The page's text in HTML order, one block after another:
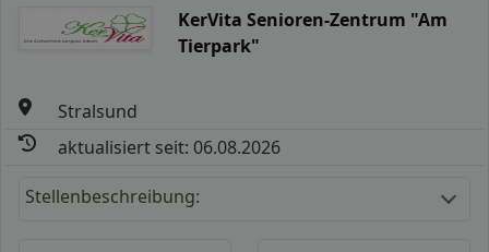
KerVita Senioren-Zentrum "Am
Tierpark"
Stralsund
aktualisiert seit: 06.08.2026
Stellenbeschreibung: